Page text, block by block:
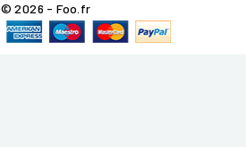
© 2026 - Foo.fr